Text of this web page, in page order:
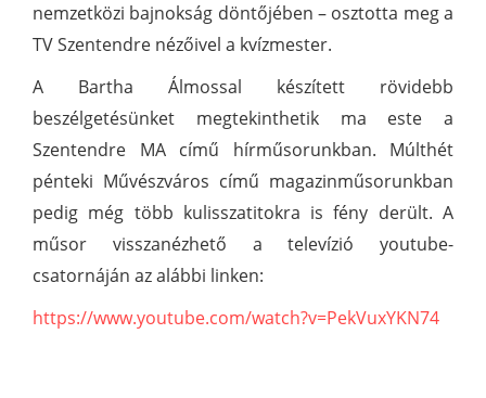
nemzetközi bajnokság döntőjében – osztotta meg a
TV Szentendre nézőivel a kvízmester.
A Bartha Álmossal készített rövidebb
beszélgetésünket megtekinthetik ma este a
Szentendre MA című hírműsorunkban. Múlthét
pénteki Művészváros című magazinműsorunkban
pedig még több kulisszatitokra is fény derült. A
műsor visszanézhető a televízió youtube-
csatornáján az alábbi linken:
https://www.youtube.com/watch?v=PekVuxYKN74